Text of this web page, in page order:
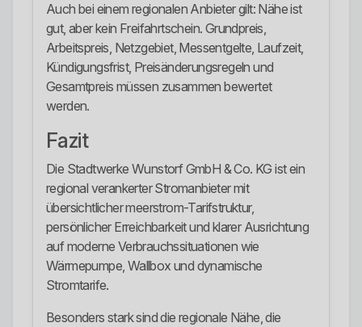
Auch bei einem regionalen Anbieter gilt: Nähe ist
gut, aber kein Freifahrtschein. Grundpreis,
Arbeitspreis, Netzgebiet, Messentgelte, Laufzeit,
Kündigungsfrist, Preisänderungsregeln und
Gesamtpreis müssen zusammen bewertet
werden.
Fazit
Die Stadtwerke Wunstorf GmbH & Co. KG ist ein
regional verankerter Stromanbieter mit
übersichtlicher meerstrom-Tarifstruktur,
persönlicher Erreichbarkeit und klarer Ausrichtung
auf moderne Verbrauchssituationen wie
Wärmepumpe, Wallbox und dynamische
Stromtarife.
Besonders stark sind die regionale Nähe, die